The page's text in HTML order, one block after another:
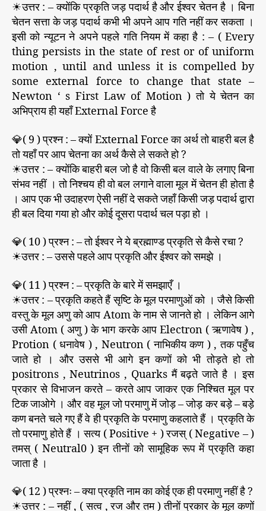
☀उत्तर : – क्योंकि प्रकृति जड़ पदार्थ है और ईश्वर चेतन है । बिना
चेतन सत्ता के जड़ पदार्थ कभी भी अपने आप गति नहीं कर सकता ।
इसी को न्यूटन ने अपने पहले गति नियम में कहा है : – ( Every
thing persists in the state of rest or of uniform
motion , until and unless it is compelled by
some external force to change that state –
Newton ‘ s First Law of Motion ) तो ये चेतन का
अभिप्राय ही यहाँ External Force है
💎( 9 ) प्रश्न : – क्यों External Force का अर्थ तो बाहरी बल है
तो यहाँ पर आप चेतना का अर्थ कैसे ले सकते हो ?
☀उत्तर : – क्योंकि बाहरी बल जो है वो किसी बल वाले के लगाए बिना
संभव नहीं । तो निश्चय ही वो बल लगाने वाला मूल में चेतन ही होता है
। आप एक भी उदाहरण ऐसी नहीं दे सकते जहाँ किसी जड़ पदार्थ द्वारा
ही बल दिया गया हो और कोई दूसरा पदार्थ चल पड़ा हो ।
💎( 10 ) प्रश्न : – तो ईश्वर ने ये ब्रह्माण्ड प्रकृति से कैसे रचा ?
☀उत्तर : – उससे पहले आप प्रकृति और ईश्वर को समझे ।
💎( 11 ) प्रश्न : – प्रकृति के बारे में समझाएँ ।
☀उत्तर : – प्रकृति कहते हैं सृष्टि के मूल परमाणुओं को । जैसे किसी
वस्तु के मूल अणु को आप Atom के नाम से जानते हो । लेकिन आगे
उसी Atom ( अणु ) के भाग करके आप Electron ( ऋणावेष ) ,
Protion ( धनावेष ) , Neutron ( नाभिकीय कण ) , तक पहुँच
जाते हो । और उससे भी आगे इन कणों को भी तोड़ते हो तो
positrons , Neutrinos , Quarks मैं बढ़ते जाते है । इस
प्रकार से विभाजन करते – करते आप जाकर एक निश्चित मूल पर
टिक जाओगे । और वह मूल जो परमाणु में जोड़ – जोड़ कर बड़े – बड़े
कण बनते चले गए हैं वे ही प्रकृति के परमाणु कहलाते हैं । प्रकृति के
तो परमाणु होते हैं । सत्य ( Positive + ) रजस् ( Negative – )
तमस् ( Neutral0 ) इन तीनों को सामूहिक रूप में प्रकृति कहा
जाता है ।
💎( 12 ) प्रश्नः – क्या प्रकृति नाम का कोई एक ही परमाणु नहीं है ?
☀उत्तर : – नहीं , ( सत्व , रज और तम ) तीनों प्रकार के मूल कणों